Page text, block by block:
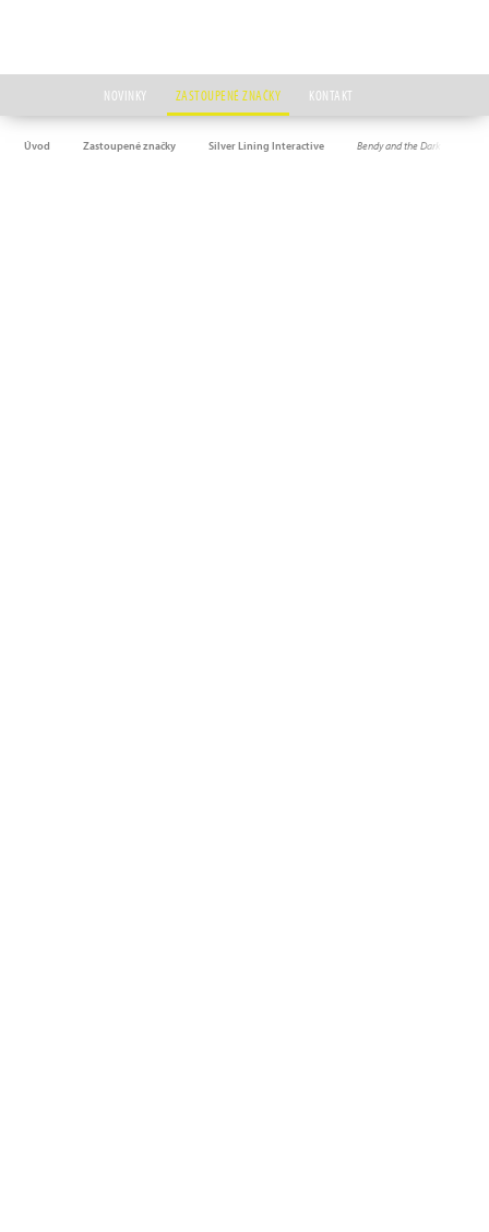
NOVINKY ZASTOUPENÉ ZNAČKY KONTAKT
Úvod Zastoupené značky Silver Lining Interactive Bendy and the Dark Revival